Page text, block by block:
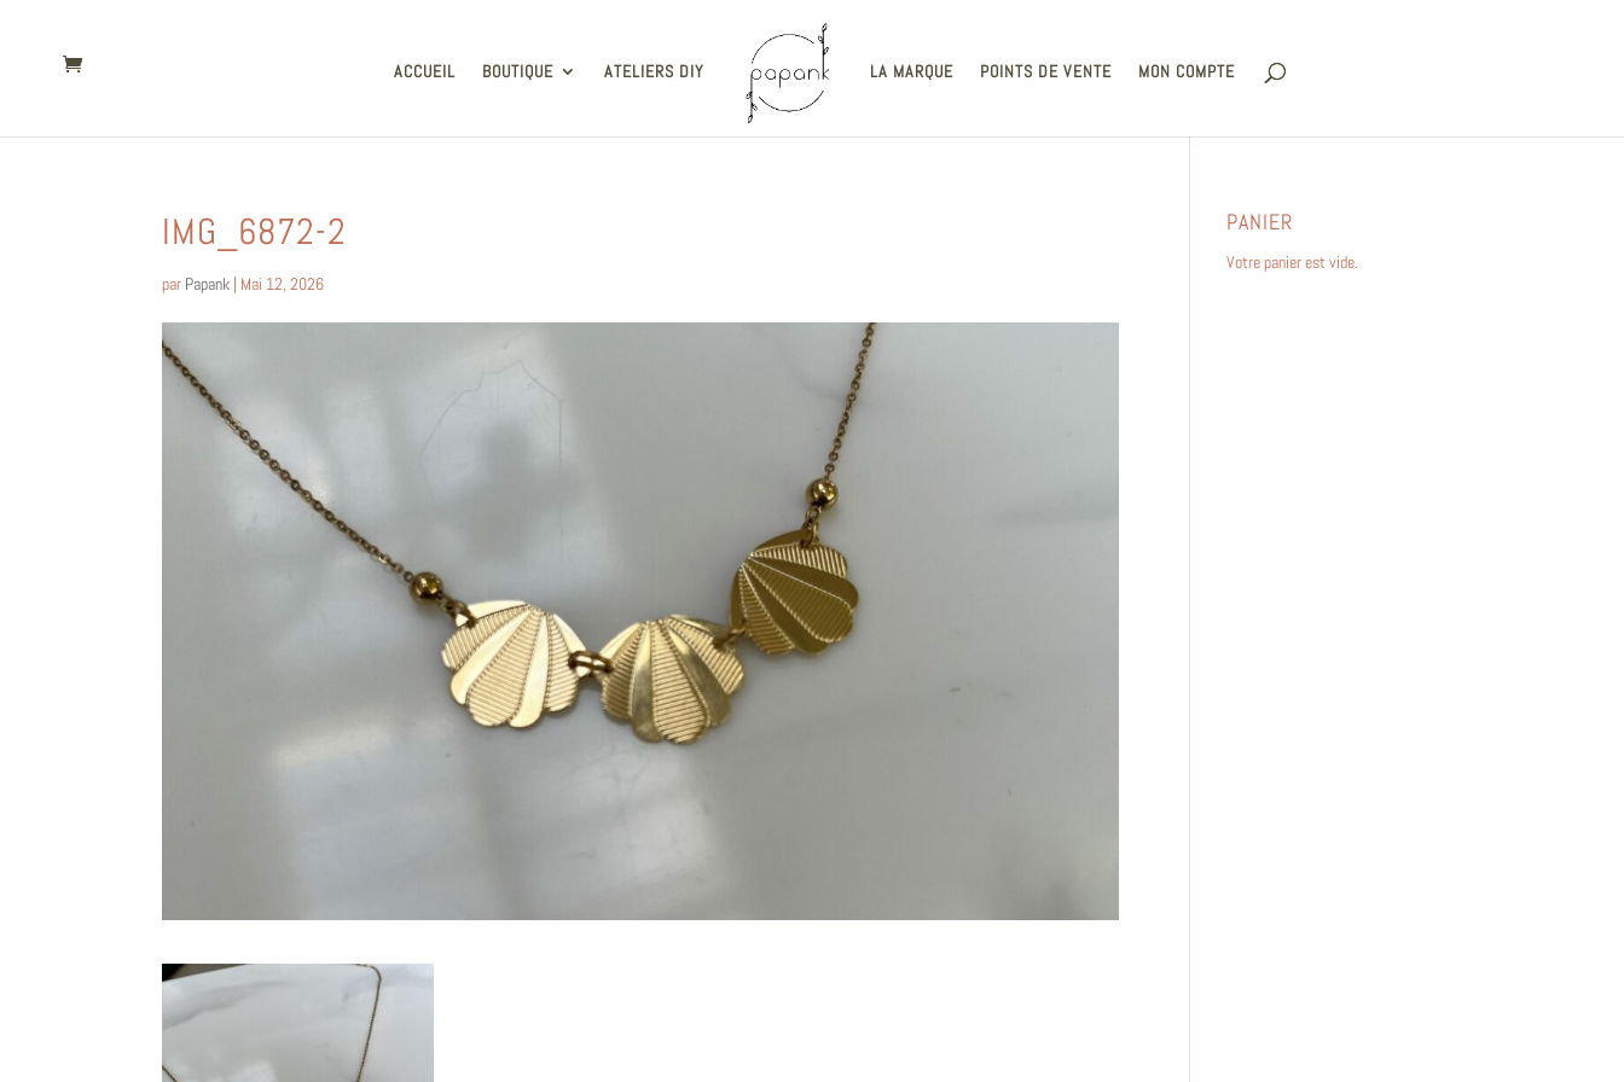
ACCUEIL BOUTIQUE ATELIERS DIY LA MARQUE POINTS DE VENTE MON COMPTE
IMG_6872-2
par Papank | Mai 12, 2026
PANIER
Votre panier est vide.